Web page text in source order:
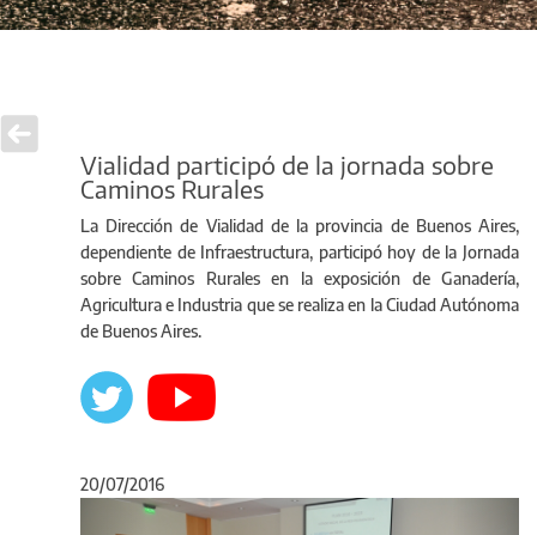
Vialidad participó de la jornada sobre
Caminos Rurales
La Dirección de Vialidad de la provincia de Buenos Aires,
dependiente de Infraestructura, participó hoy de la Jornada
sobre Caminos Rurales en la exposición de Ganadería,
Agricultura e Industria que se realiza en la Ciudad Autónoma
de Buenos Aires.
20/07/2016
Anterior